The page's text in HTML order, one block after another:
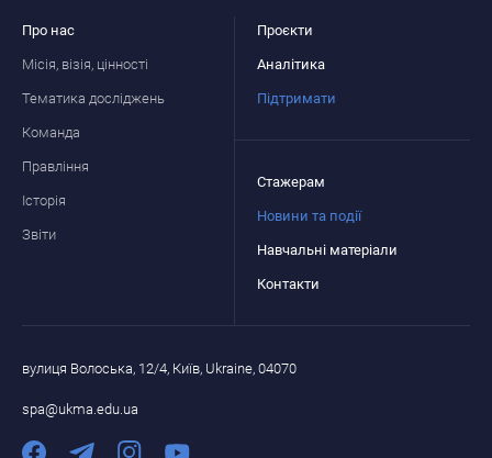
Про нас
Місія, візія, цінності
Тематика досліджень
Команда
Правління
Історія
Звіти
Проєкти
Аналітика
Підтримати
Стажерам
Новини та події
Навчальні матеріали
Контакти
вулиця Волоська, 12/4, Київ, Ukraine, 04070
spa@ukma.edu.ua